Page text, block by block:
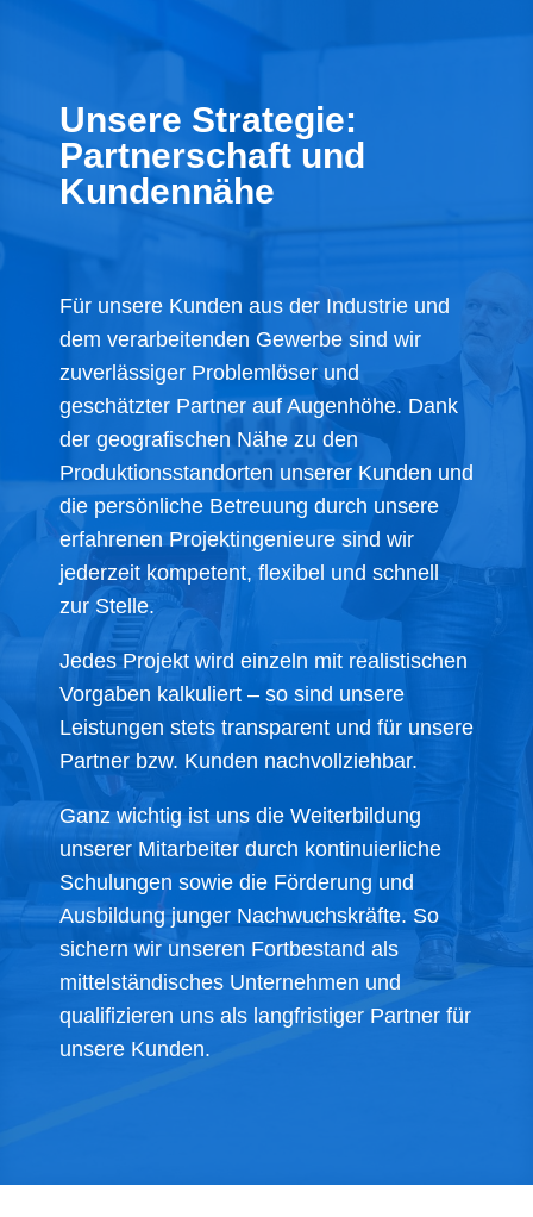
Unsere Strategie:
Partnerschaft und
Kundennähe
Für unsere Kunden aus der Industrie und
dem verarbeitenden Gewerbe sind wir
zuverlässiger Problemlöser und
geschätzter Partner auf Augenhöhe. Dank
der geografischen Nähe zu den
Produktionsstandorten unserer Kunden und
die persönliche Betreuung durch unsere
erfahrenen Projektingenieure sind wir
jederzeit kompetent, flexibel und schnell
zur Stelle.
Jedes Projekt wird einzeln mit realistischen
Vorgaben kalkuliert – so sind unsere
Leistungen stets transparent und für unsere
Partner bzw. Kunden nachvollziehbar.
Ganz wichtig ist uns die Weiterbildung
unserer Mitarbeiter durch kontinuierliche
Schulungen sowie die Förderung und
Ausbildung junger Nachwuchskräfte. So
sichern wir unseren Fortbestand als
mittelständisches Unternehmen und
qualifizieren uns als langfristiger Partner für
unsere Kunden.